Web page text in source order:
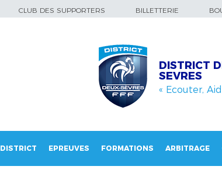
CLUB DES SUPPORTERS BILLETTERIE
DISTRICT
SEVRES
« Ecouter,
DISTRICT EPREUVES FORMATIONS ARBITRAGE